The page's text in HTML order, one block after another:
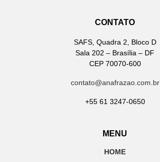
CONTATO
SAFS, Quadra 2, Bloco D
Sala 202 – Brasília – DF
CEP 70070-600
contato@anafrazao.com.br
+55 61 3247-0650
MENU
HOME